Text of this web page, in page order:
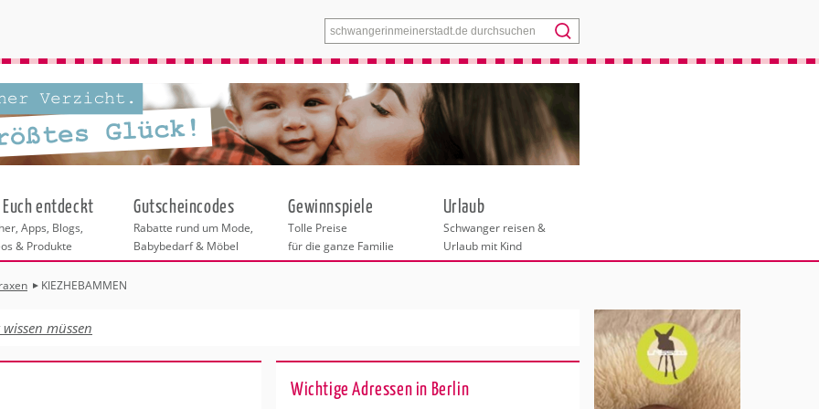
Menü
Dresden
Euch entdeckt
Apps, Blogs,
& Produkte
Gutscheincodes
Rabatte rund um Mode,
Babybedarf & Möbel
Gewinnspiele
Tolle Preise
für die ganze Familie
Urlaub
Schwanger reisen &
Urlaub mit Kind
KIEZHEBAMMEN
müssen
Wichtige Adressen in Berlin